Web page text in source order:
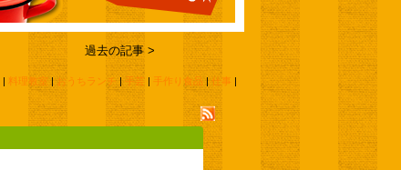
過去の記事 >
| 料理教室 |おうちランチ| 手芸 | 手作り食品|仕事 |